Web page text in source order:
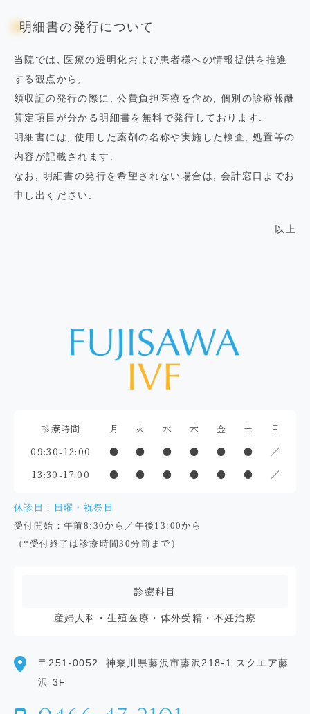
明細書の発行について
当院では, 医療の透明化および患者様への情報提供を推進
する観点から,
領収証の発行の際に, 公費負担医療を含め, 個別の診療報酬
算定項目が分かる明細書を無料で発行しております.
明細書には, 使用した薬剤の名称や実施した検査, 処置等の
内容が記載されます.
なお, 明細書の発行を希望されない場合は, 会計窓口までお
申し出ください.
以上
診療時間 月 火 水 木 金 土
日
09:30-12:00
● ● ● ● ● ●
／
13:30-17:00
● ● ● ● ● ● ／
休診日：日曜・祝祭日
受付開始：午前8:30から／午後13:00から
（*受付終了は診療時間30分前まで）
診療科目
産婦人科・生殖医療・体外受精・不妊治療
〒251-0052
神奈川県藤沢市藤沢218-1 スクエア藤
沢 3F